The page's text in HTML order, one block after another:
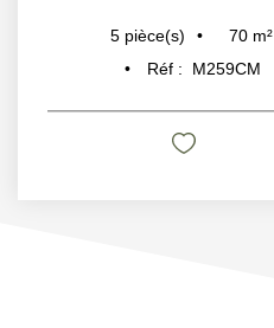
5 pièce(s) 70 m²
Réf :
M259CM